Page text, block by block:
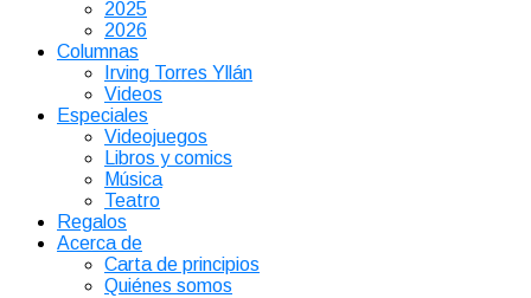
2025
2026
Columnas
Irving Torres Yllán
Videos
Especiales
Videojuegos
Libros y comics
Música
Teatro
Regalos
Acerca de
Carta de principios
Quiénes somos